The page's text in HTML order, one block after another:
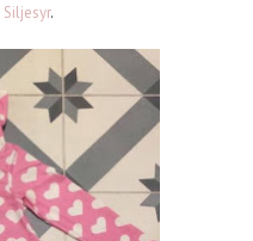
Siljesyr.